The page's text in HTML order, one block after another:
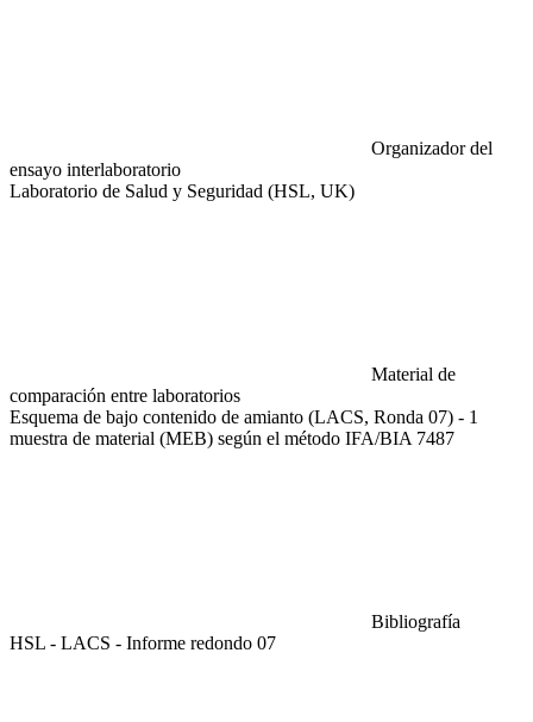
Organizador del
ensayo interlaboratorio
Laboratorio de Salud y Seguridad (HSL, UK)
Material de
comparación entre laboratorios
Esquema de bajo contenido de amianto (LACS, Ronda 07) - 1
muestra de material (MEB) según el método IFA/BIA 7487
Bibliografía
HSL - LACS - Informe redondo 07